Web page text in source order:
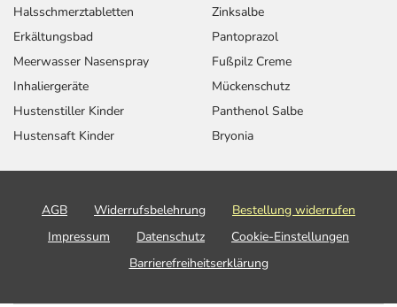
angegebenen Verfallsdatum. Das Verfallsdatum bezieht
Halsschmerztabletten
Erkältungsbad
Meerwasser Nasenspray
Inhaliergeräte
Hustenstiller Kinder
Hustensaft Kinder
Zinksalbe
Pantoprazol
Fußpilz Creme
Mückenschutz
Panthenol Salbe
Bryonia
AGB Widerrufsbelehrung
Bestellung widerrufen
Impressum
Datenschutz
Cookie-Einstellungen
Barrierefreiheitserklärung